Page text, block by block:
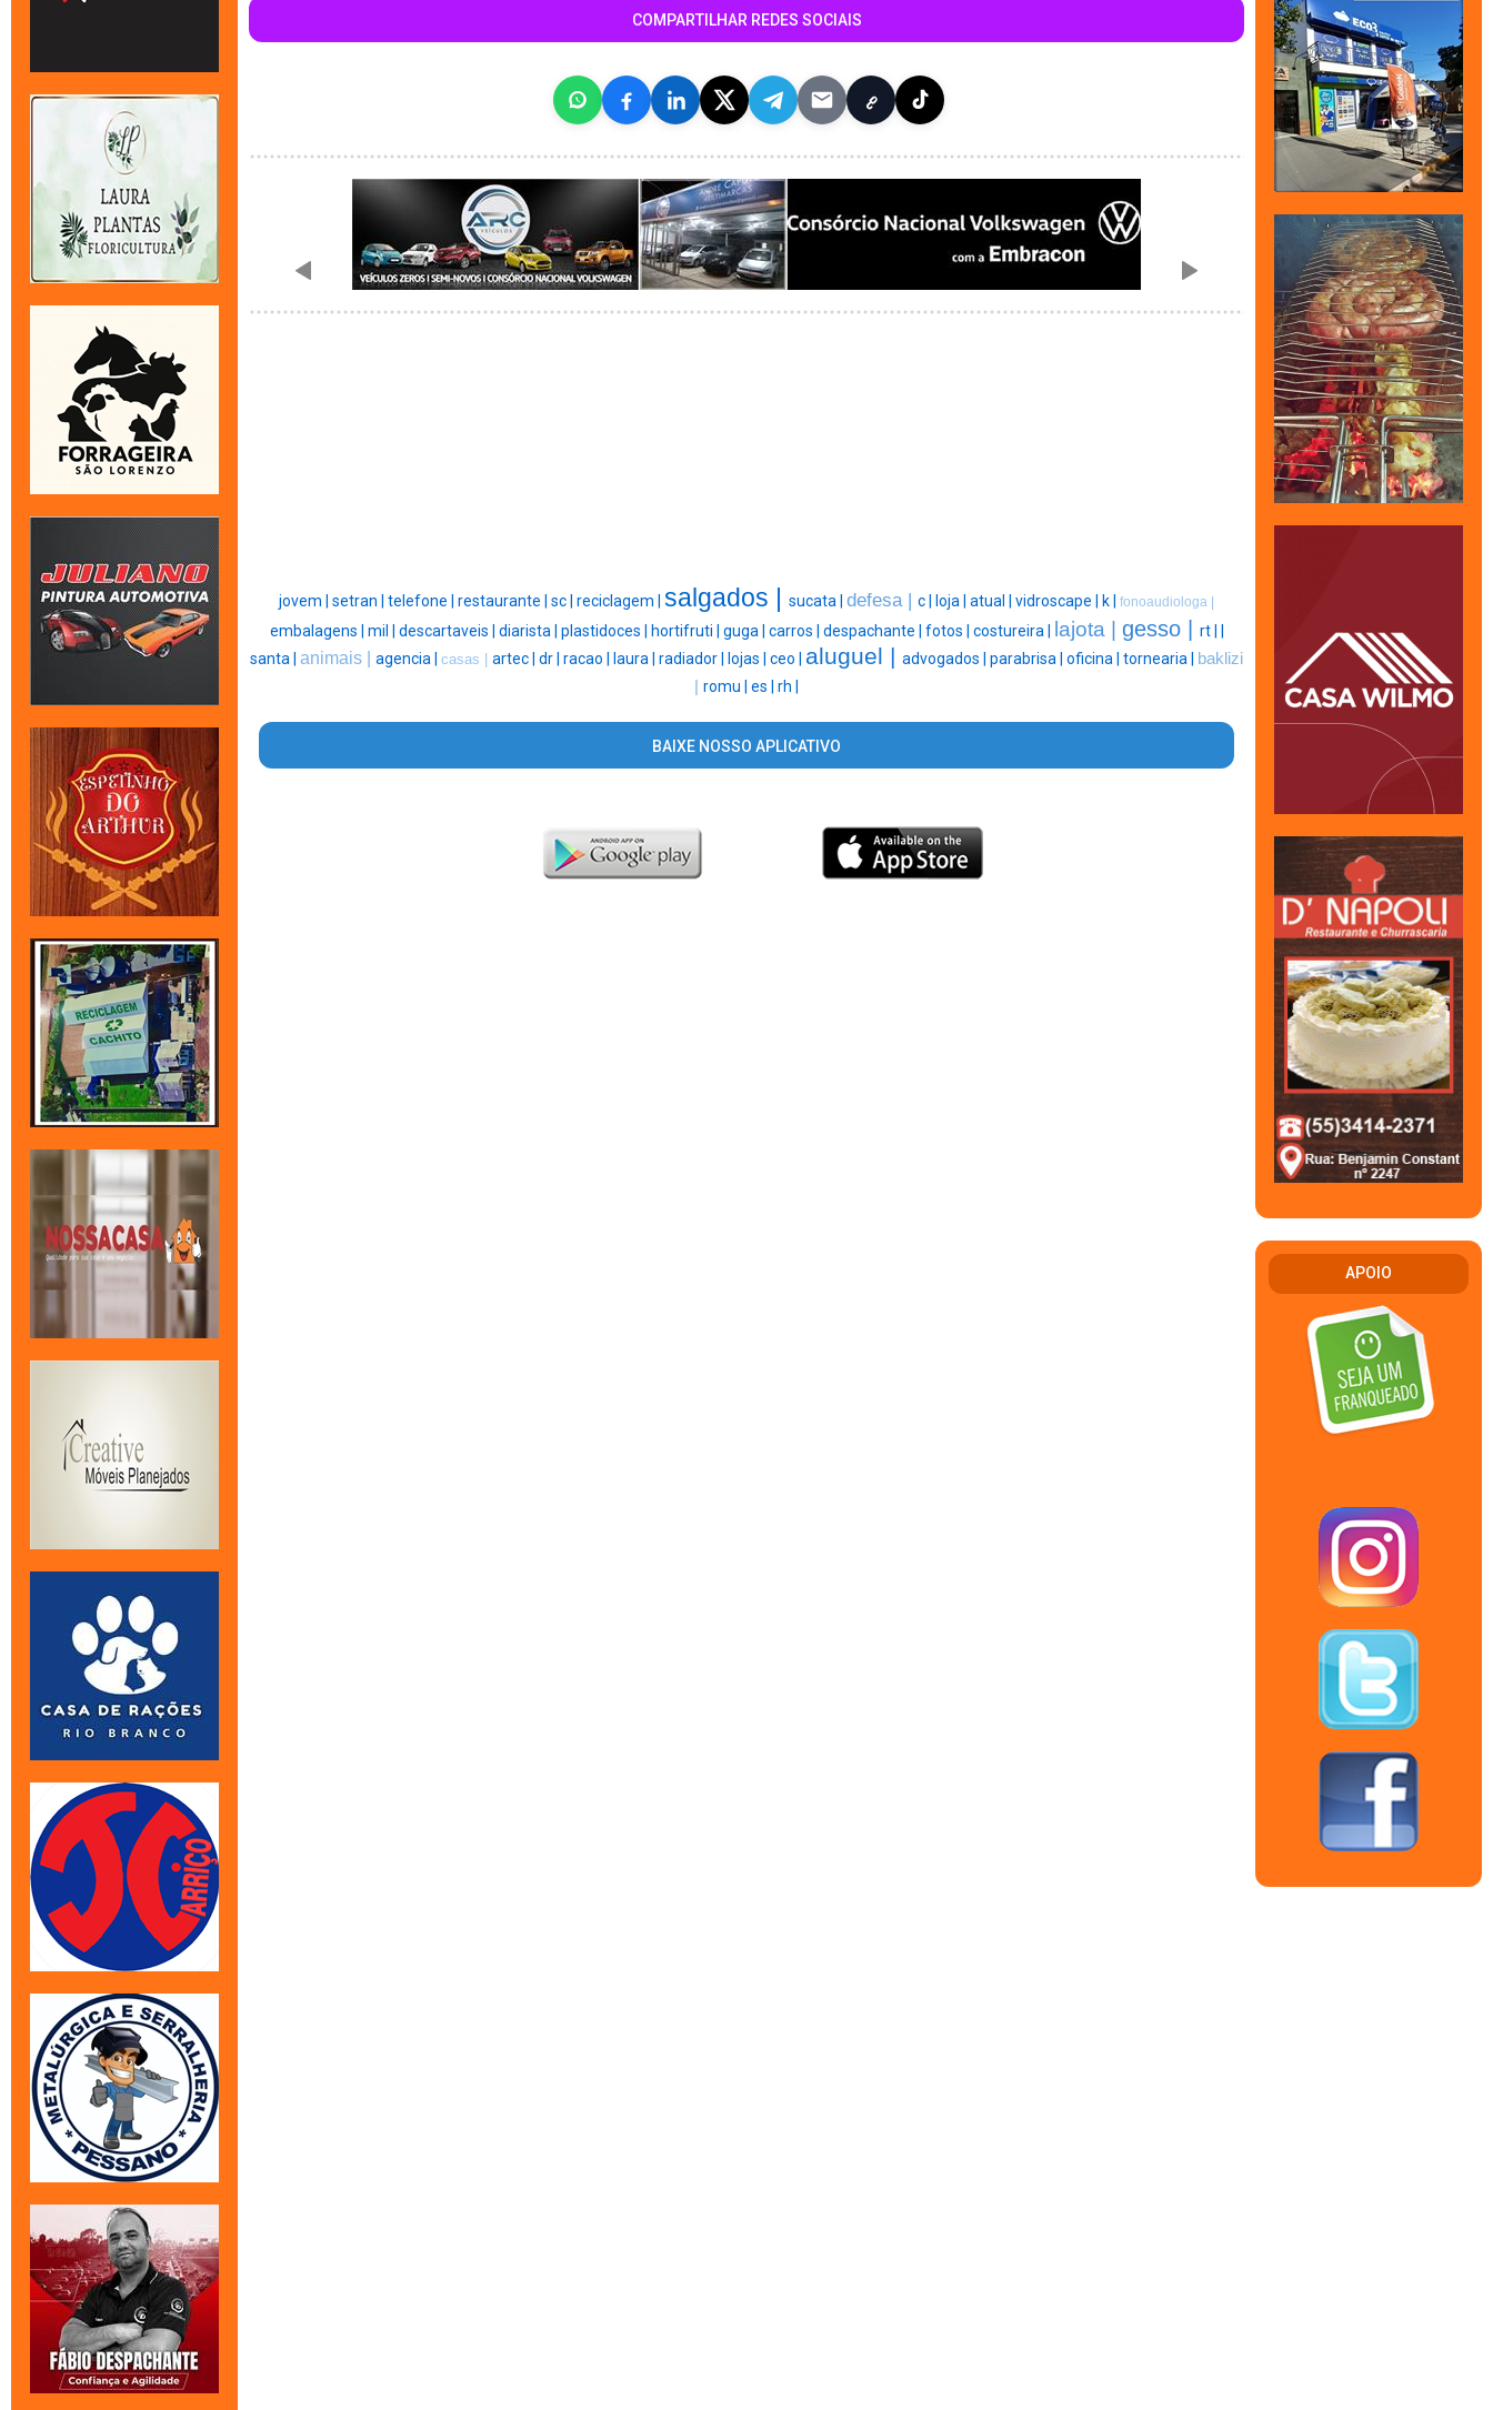
COMPARTILHAR REDES SOCIAIS
jovem | setran | telefone | restaurante | sc | reciclagem | salgados | sucata | defesa | c | loja | atual | vidroscape | k | fonoaudiologa |
embalagens | mil | descartaveis | diarista | plastidoces | hortifruti | guga | carros | despachante | fotos | costureira | lajota | gesso | rt |
santa | animais | agencia | casas | artec | dr | racao | laura | radiador | lojas | ceo | aluguel | advogados | parabrisa | oficina | tornearia |
baklizi
romu | es | rh |
BAIXE NOSSO APLICATIVO
APOIO